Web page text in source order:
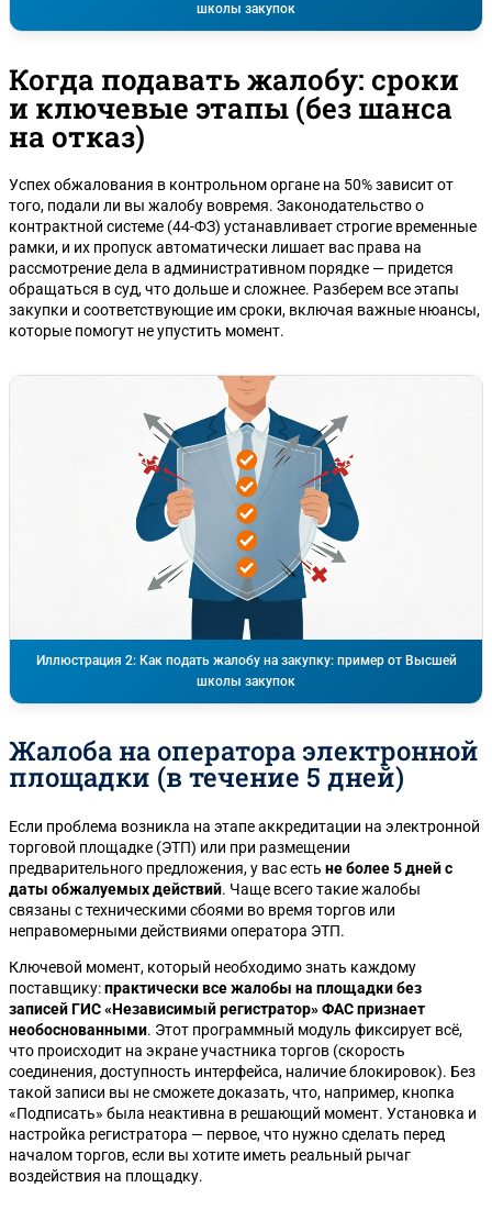
школы закупок
Когда подавать жалобу: сроки
и ключевые этапы (без шанса
на отказ)
Успех обжалования в контрольном органе на 50% зависит от
того, подали ли вы жалобу вовремя. Законодательство о
контрактной системе (44-ФЗ) устанавливает строгие временные
рамки, и их пропуск автоматически лишает вас права на
рассмотрение дела в административном порядке — придется
обращаться в суд, что дольше и сложнее. Разберем все этапы
закупки и соответствующие им сроки, включая важные нюансы,
которые помогут не упустить момент.
Иллюстрация 2: Как подать жалобу на закупку: пример от Высшей
школы закупок
Жалоба на оператора электронной
площадки (в течение 5 дней)
Если проблема возникла на этапе аккредитации на электронной
торговой площадке (ЭТП) или при размещении
предварительного предложения, у вас есть не более 5 дней с
даты обжалуемых действий. Чаще всего такие жалобы
связаны с техническими сбоями во время торгов или
неправомерными действиями оператора ЭТП.
Ключевой момент, который необходимо знать каждому
поставщику:практически все жалобы на площадки без
записей ГИС «Независимый регистратор» ФАС признает
необоснованными. Этот программный модуль фиксирует всё,
что происходит на экране участника торгов (скорость
соединения, доступность интерфейса, наличие блокировок). Без
такой записи вы не сможете доказать, что, например, кнопка
«Подписать» была неактивна в решающий момент. Установка и
настройка регистратора — первое, что нужно сделать перед
началом торгов, если вы хотите иметь реальный рычаг
воздействия на площадку.